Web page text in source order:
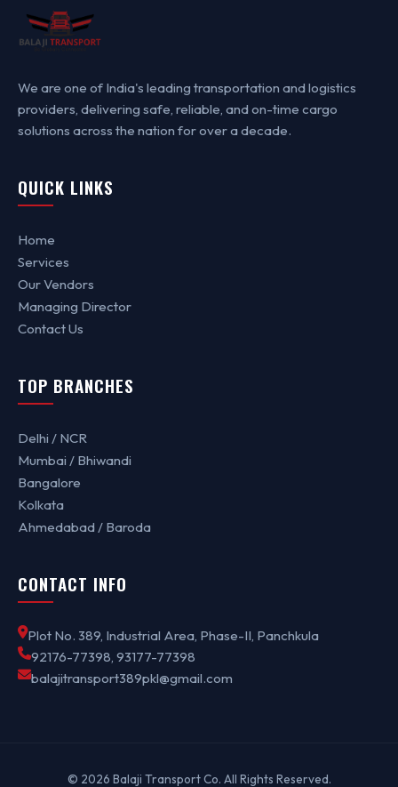
We are one of India's leading transportation and logistics
providers, delivering safe, reliable, and on-time cargo
solutions across the nation for over a decade.
QUICK LINKS
Home
Services
Our Vendors
Managing Director
Contact Us
TOP BRANCHES
Delhi / NCR
Mumbai / Bhiwandi
Bangalore
Kolkata
Ahmedabad / Baroda
CONTACT INFO
Plot No. 389, Industrial Area, Phase-II, Panchkula
92176-77398, 93177-77398
balajitransport389pkl@gmail.com
© 2026 Balaji Transport Co. All Rights Reserved.